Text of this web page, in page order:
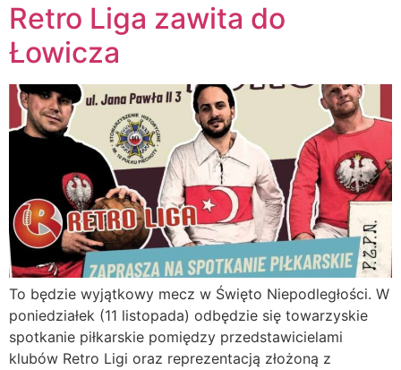
Retro Liga zawita do
Łowicza
To będzie wyjątkowy mecz w Święto Niepodległości. W
poniedziałek (11 listopada) odbędzie się towarzyskie
spotkanie piłkarskie pomiędzy przedstawicielami
klubów Retro Ligi oraz reprezentacją złożoną z